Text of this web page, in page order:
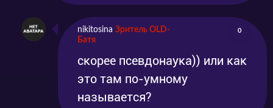
nikitosina Зритель OLD-
Батя
0
скорее псевдонаука)) или как
это там по-умному
называется?